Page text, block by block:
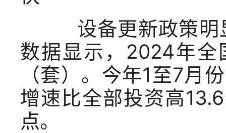
设备更新政策明
数据显示，2024年
（套）。今年1至7月
增速比全部投资高
点。